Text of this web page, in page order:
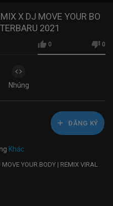
X DJ MOVE YOUR BO
2021
0 0
Nhúng
ĐĂNG KÝ
Khác
YOUR BODY | REMIX VIRAL